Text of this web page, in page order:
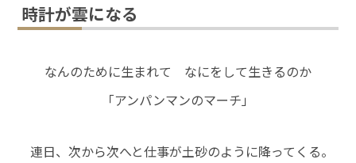
時計が雲になる
なんのために生まれて なにをして生きるのか
「アンパンマンのマーチ」
連日、次から次へと仕事が土砂のように降ってくる。